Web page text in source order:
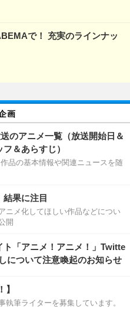
で！ 充実のラインナッ
画
のアニメ一覧（放送開始日＆
＆あらすじ）
品の基本情報や関連ニュースを随
果に注目
ニメ化してほしい作品などについ
開
ト「アニメ！アニメ！」Twitte
について注意喚起のお知らせ
】
執筆ライターを募集しています。